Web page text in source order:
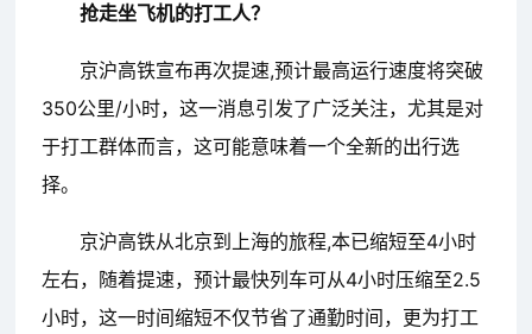
抢走坐飞机的打工人？
京沪高铁宣布再次提速,预计最高运行速度将突破
350公里/小时，这一消息引发了广泛关注，尤其是对
于打工群体而言，这可能意味着一个全新的出行选
择。
京沪高铁从北京到上海的旅程,本已缩短至4小时
左右，随着提速，预计最快列车可从4小时压缩至2.5
小时，这一时间缩短不仅节省了通勤时间，更为打工